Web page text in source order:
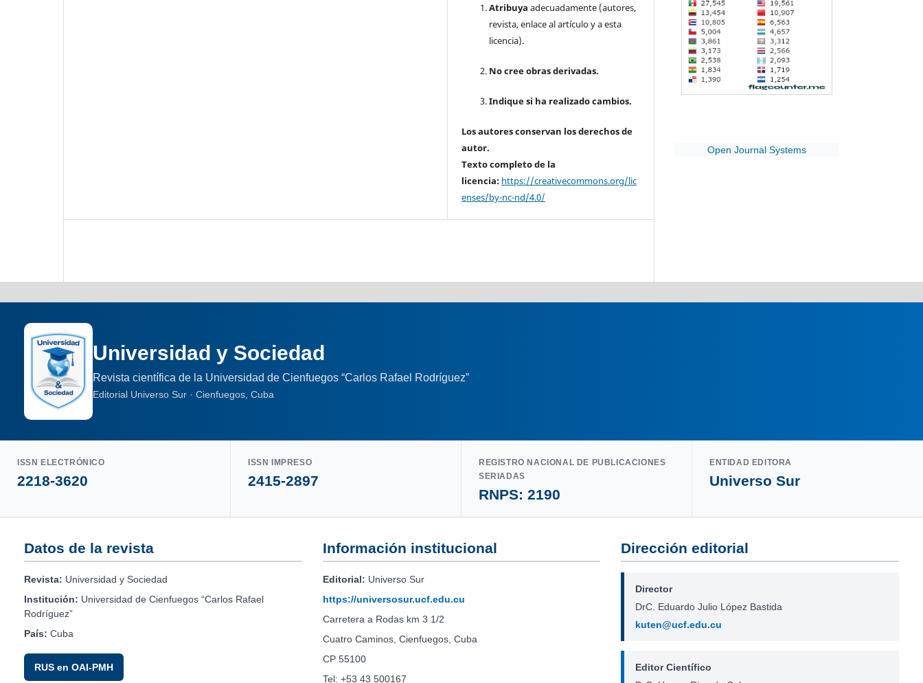
Atribuya adecuadamente (autores,
revista, enlace al artículo y a esta
licencia).
No cree obras derivadas.
Indique si ha realizado cambios.
Los autores conservan los derechos de
autor.
Texto completo de la
licencia: https://creativecommons.org/lic
enses/by-nc-nd/4.0/
Open Journal Systems
Universidad y Sociedad
Revista científica de la Universidad de Cienfuegos “Carlos Rafael Rodríguez”
Editorial Universo Sur · Cienfuegos, Cuba
ISSN ELECTRÓNICO
2218-3620
ISSN IMPRESO
2415-2897
REGISTRO NACIONAL DE PUBLICACIONES
SERIADAS
RNPS: 2190
ENTIDAD EDITORA
Universo Sur
Datos de la revista
Revista: Universidad y Sociedad
Institución: Universidad de Cienfuegos “Carlos Rafael
Rodríguez”
País: Cuba
RUS en OAI-PMH
Información institucional
Editorial: Universo Sur
https://universosur.ucf.edu.cu
Carretera a Rodas km 3 1/2
Cuatro Caminos, Cienfuegos, Cuba
CP 55100
Tel: +53 43 500167
Dirección editorial
Director
DrC. Eduardo Julio López Bastida
kuten@ucf.edu.cu
Editor Científico